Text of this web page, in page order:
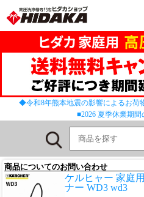
◆令和8年熊本地震の影響によるお荷
■2026 夏季休業期
商品についてのお問い合わせ
ケルヒャー 家庭
ナー WD3 wd3